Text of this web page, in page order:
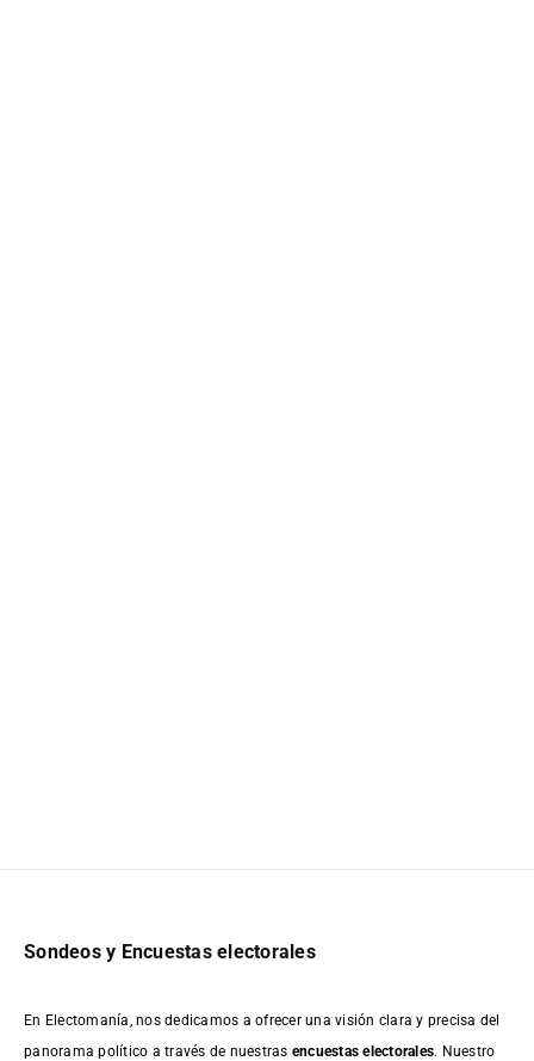
Sondeos y Encuestas electorales
En Electomanía, nos dedicamos a ofrecer una visión clara y precisa del
panorama político a través de nuestras encuestas electorales. Nuestro